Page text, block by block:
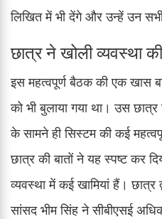
लिखित में भी देंगे और उन्हें उन
छात्र ने खोली व्यवस्था
इस महत्वपूर्ण बैठक की एक खास
को भी बुलाया गया था। उस
के सामने ही सिस्टम की कई
छात्र की बातों ने यह स्पष्ट कर
व्यवस्था में कई खामियां हैं। छात्र
सांसद भीम सिंह ने सीबीएसई